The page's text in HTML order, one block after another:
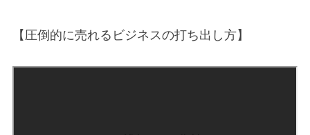
【圧倒的に売れるビジネスの打ち出し方】